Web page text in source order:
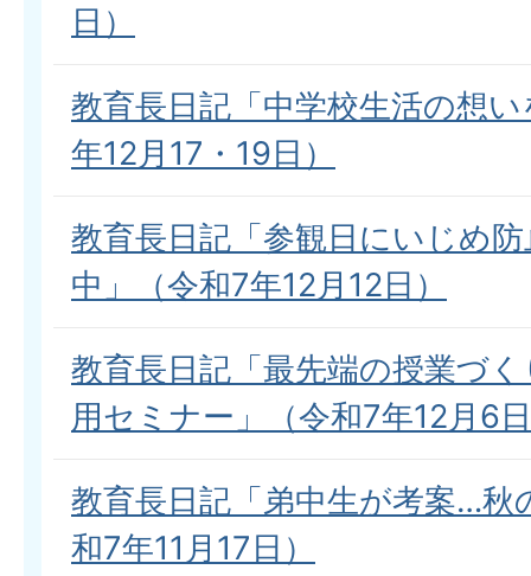
日）
教育長日記「中学校生活の想
年12月17・19日）
教育長日記「参観日にいじめ
中」（令和7年12月12日）
教育長日記「最先端の授業づ
用セミナー」（令和7年12月6
教育長日記「弟中生が考案…秋
和7年11月17日）